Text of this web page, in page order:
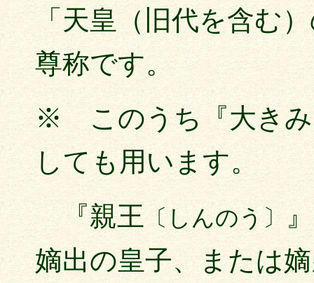
「天皇（旧代を含む
尊称です。
※ このうち『大きみ
しても用います。
『親王〔しんのう〕』
嫡出の皇子、または